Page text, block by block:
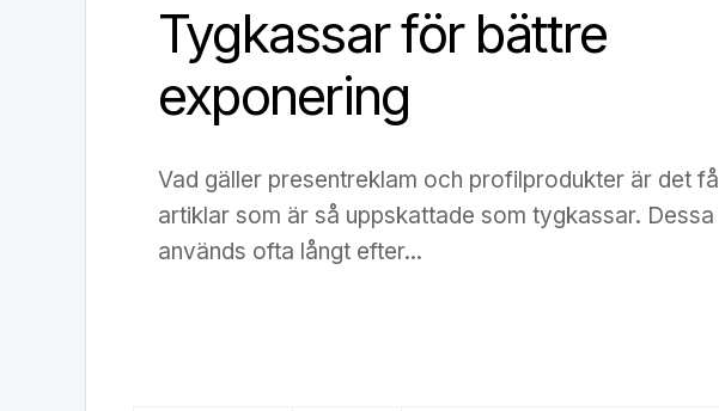
Tygkassar för bättre
exponering
Vad gäller presentreklam och profilprodukter är det få
artiklar som är så uppskattade som tygkassar. Dessa
används ofta långt efter...